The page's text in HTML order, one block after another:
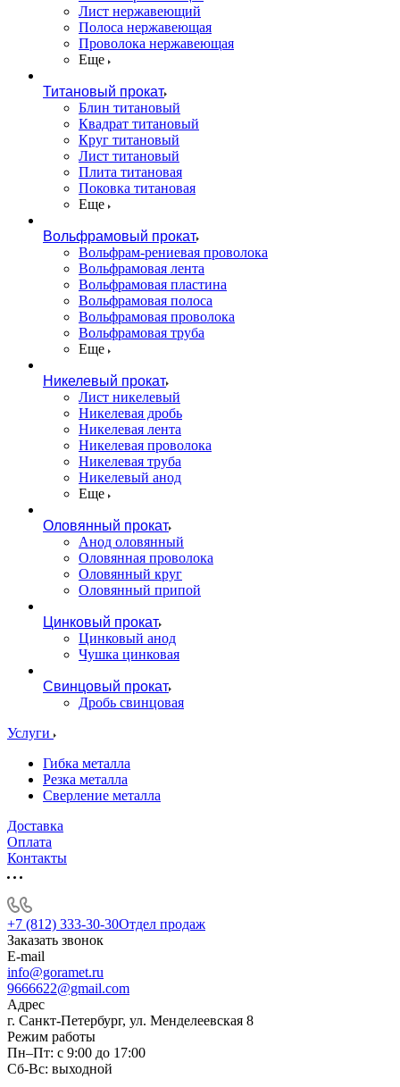
Лист нержавеющий
Полоса нержавеющая
Проволока нержавеющая
Еще
Титановый прокат
Блин титановый
Квадрат титановый
Круг титановый
Лист титановый
Плита титановая
Поковка титановая
Еще
Вольфрамовый прокат
Вольфрам-рениевая проволока
Вольфрамовая лента
Вольфрамовая пластина
Вольфрамовая полоса
Вольфрамовая проволока
Вольфрамовая труба
Еще
Никелевый прокат
Лист никелевый
Никелевая дробь
Никелевая лента
Никелевая проволока
Никелевая труба
Никелевый анод
Еще
Оловянный прокат
Анод оловянный
Оловянная проволока
Оловянный круг
Оловянный припой
Цинковый прокат
Цинковый анод
Чушка цинковая
Свинцовый прокат
Дробь свинцовая
Услуги
Гибка металла
Резка металла
Сверление металла
Доставка
Оплата
Контакты
+7 (812) 333-30-30Отдел продаж
Заказать звонок
E-mail
info@goramet.ru
9666622@gmail.com
Адрес
г. Санкт-Петербург, ул. Менделеевская 8
Режим работы
Пн–Пт: с 9:00 до 17:00
Сб-Вс: выходной